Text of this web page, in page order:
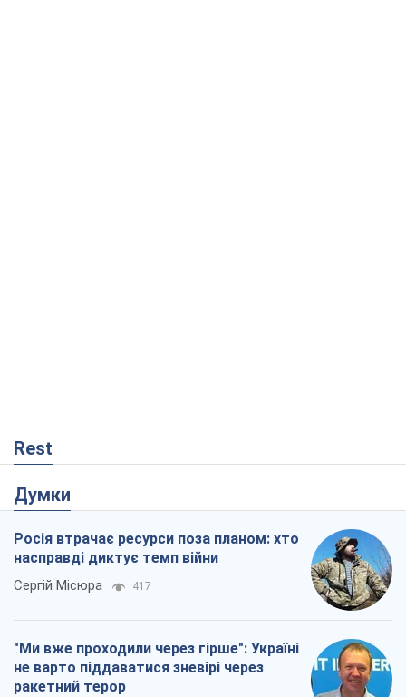
Rest
Думки
Росія втрачає ресурси поза планом: хто
насправді диктує темп війни
Сергій Місюра 417
"Ми вже проходили через гірше": Україні
не варто піддаватися зневірі через
ракетний терор